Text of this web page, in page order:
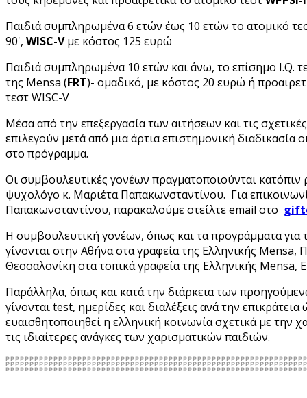
Παιδιά συμπληρωμένα 6 ετών έως 10 ετών το ατομικό
90', WISC-Vμε κόστος 125 ευρώ
Παιδιά συμπληρωμένα 10 ετών και άνω, το επίσημο I.Q.
της Mensa (FRT)- ομαδικό, με κόστος 20 ευρώ ή
τεστ WISC-V
Μέσα από την επεξεργασία των αιτήσεων και τις
επιλεγούν μετά από μια άρτια επιστημονική διαδικασία
στο πρόγραμμα.
Οι συμβουλευτικές γονέων πραγματοποιούνται κατόπιν
ψυχολόγο κ. Μαριέτα Παπακωνσταντίνου. Για
Παπακωνσταντίνου, παρακαλούμε στείλτε email στο
Η συμβουλευτική γονέων, όπως και τα προγράμματα για
γίνονται στην Αθήνα στα γραφεία της Ελληνικής Mensa,
Θεσσαλονίκη στα τοπικά γραφεία της Ελληνικής Mensa,
Παράλληλα, όπως και κατά την διάρκεια των
γίνονται test, ημερίδες και διαλέξεις ανά την επικράτεια
ευαισθητοποιηθεί η ελληνική κοινωνία σχετικά με την
τις ιδιαίτερες ανάγκες των χαρισματικών παιδιών.